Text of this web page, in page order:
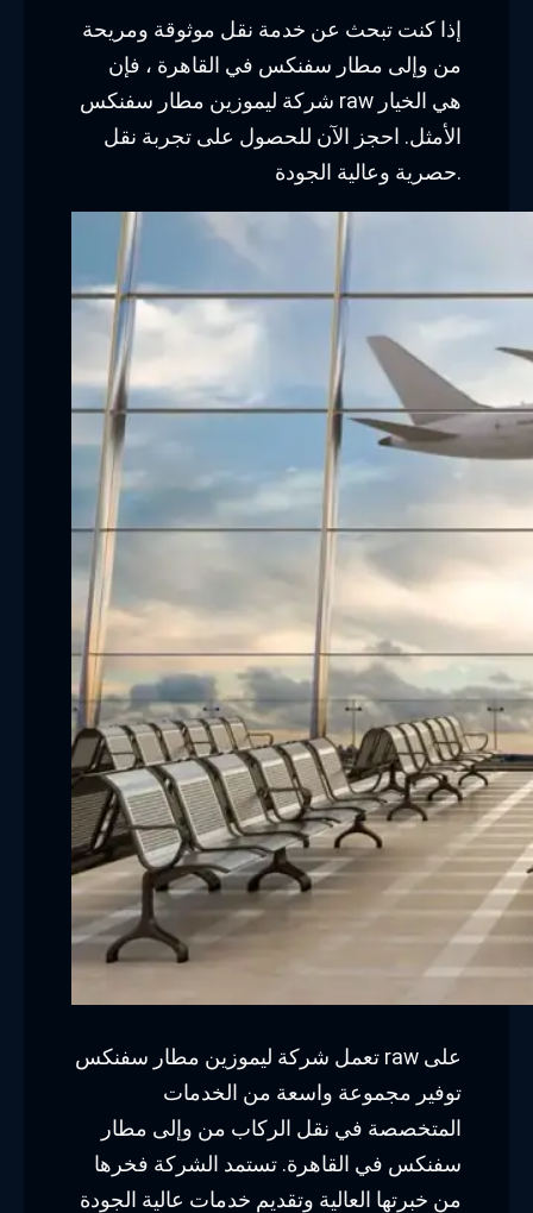
إذا كنت تبحث عن خدمة نقل موثوقة ومريحة
من وإلى مطار سفنكس في القاهرة ، فإن
شركة ليموزين مطار سفنكس raw هي الخيار
الأمثل. احجز الآن للحصول على تجربة نقل
حصرية وعالية الجودة.
تعمل شركة ليموزين مطار سفنكس raw على
توفير مجموعة واسعة من الخدمات
المتخصصة في نقل الركاب من وإلى مطار
سفنكس في القاهرة. تستمد الشركة فخرها
من خبرتها العالية وتقديم خدمات عالية الجودة